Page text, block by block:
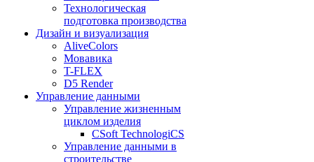
Технологическая
подготовка производства
Дизайн и визуализация
AliveColors
Мовавика
T-FLEX
D5 Render
Управление данными
Управление жизненным
циклом изделия
CSoft TechnologiCS
Управление данными в
строительстве